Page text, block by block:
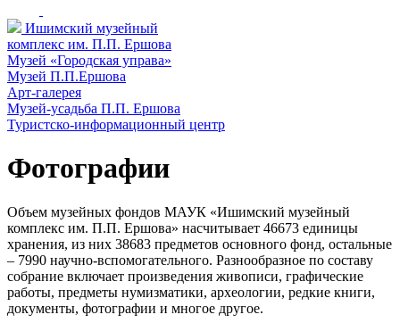
Ишимский музейный
комплекс им. П.П. Ершова
Музей «Городская управа»
Музей П.П.Ершова
Арт-галерея
Музей-усадьба П.П. Ершова
Туристско-информационный центр
Фотографии
Объем музейных фондов МАУК «Ишимский музейный
комплекс им. П.П. Ершова» насчитывает 46673 единицы
хранения, из них 38683 предметов основного фонд, остальные
– 7990 научно-вспомогательного. Разнообразное по составу
собрание включает произведения живописи, графические
работы, предметы нумизматики, археологии, редкие книги,
документы, фотографии и многое другое.